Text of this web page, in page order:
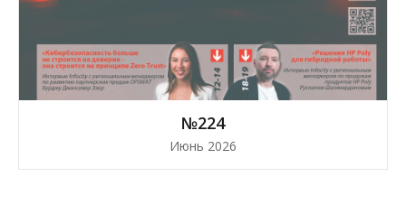
№224
Июнь 2026